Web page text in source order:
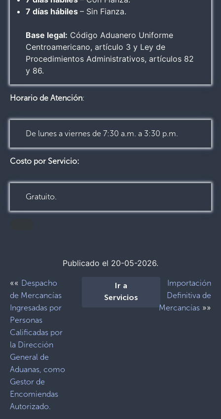
7 días hábiles – Sin Fianza.
Base legal: Código Aduanero Uniforme
Centroamericano, artículo 3 y Ley de
Procedimientos Administrativos, artículos 82
y 86.
Horario de Atención:
De lunes a viernes de 7:30 a.m. a 3:30 p.m.
Costo por Servicio:
Gratuito.
Publicado el 20-05-2026.
«« Despacho
de Mercancías
Ingresadas por
Personas
Calificadas por
la Dirección
General de
Aduanas, como
Gestor de
Encomiendas
Autorizado.
Ir a
Servicios
Importación
Definitiva de
Mercancías»»